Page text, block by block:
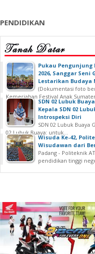
PENDIDIKAN
‎Pukau Pengunjung
2026, Sanggar
Lestarikan Budaya
(Dokumentasi foto
Kemeriahan Festival Anak
SDN 02 Lubuk
Kepala SDN 02
Introspeksi Diri
SDN 02 Lubuk Buaya
02 Lubuk Buaya: untuk...
Wisuda Ke-42,
Wisudawan dari
Padang - Politeknik
pendidikan tinggi